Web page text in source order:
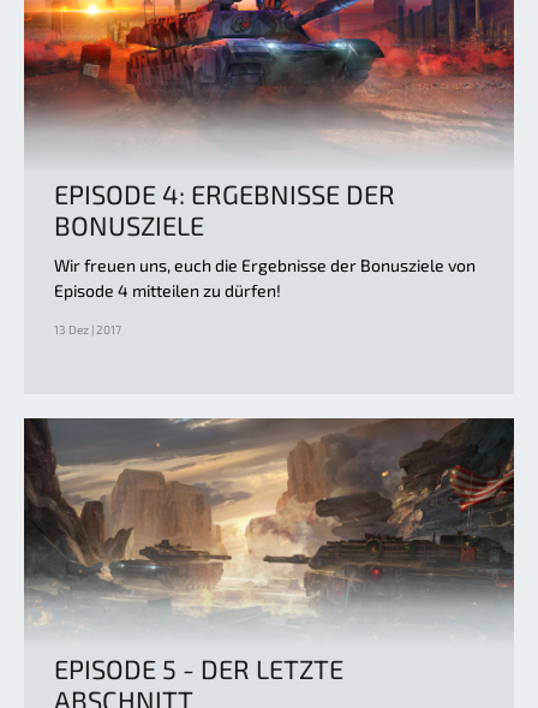
EPISODE 4: ERGEBNISSE DER
BONUSZIELE
Wir freuen uns, euch die Ergebnisse der Bonusziele von
Episode 4 mitteilen zu dürfen!
13 Dez | 2017
EPISODE 5 - DER LETZTE
ABSCHNITT